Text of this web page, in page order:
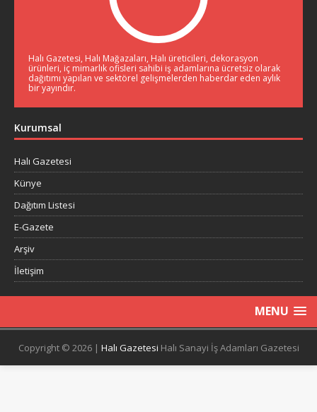
Halı Gazetesi, Halı Mağazaları, Halı üreticileri, dekorasyon
ürünleri, iç mimarlık ofisleri sahibi iş adamlarına ücretsiz olarak
dağıtımı yapılan ve sektörel gelişmelerden haberdar eden aylık
bir yayındır.
Kurumsal
Halı Gazetesi
Künye
Dağıtım Listesi
E-Gazete
Arşiv
İletişim
MENU
Copyright © 2026 | Halı Gazetesi Halı Sanayi İş Adamları Gazetesi